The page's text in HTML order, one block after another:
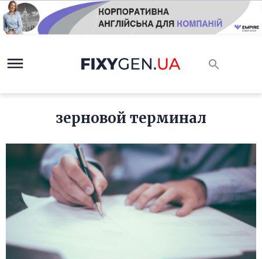
зерновой терминал